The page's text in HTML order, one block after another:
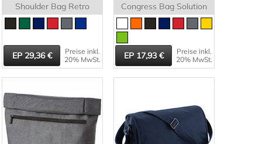
Shoulder Bag Retro
29,36
Preise inkl.
20% MwSt.
Congress Bag Solution
17,93
Preise inkl.
20% MwSt.